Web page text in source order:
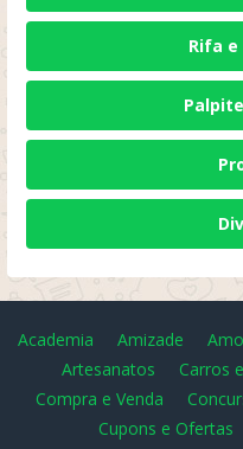
Rifa
Academia Amizade
Artesanatos
Carros
Compra e Venda
Cupons e Ofertas